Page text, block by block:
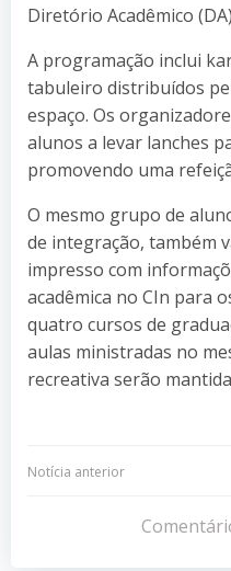
Diretório Acadêmico
A programação inclui
tabuleiro distribuídos
espaço. Os
alunos a levar lanches
promovendo uma
O mesmo grupo de
de integração, também
impresso com
acadêmica no CIn para
quatro cursos de
aulas ministradas no
recreativa serão
Navegação
Notícia anterior